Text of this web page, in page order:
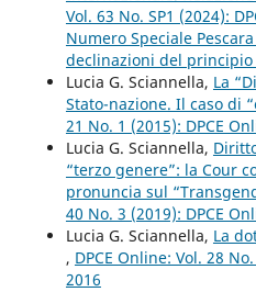
Vol. 63 No. SP1 (2024):
Numero Speciale
declinazioni del
Lucia G. Sciannella, La
Stato-nazione. Il caso di
21 No. 1 (2015): DPCE
Lucia G. Sciannella,
“terzo genere”: la Cour
pronuncia sul
40 No. 3 (2019): DPCE
Lucia G. Sciannella, La
, DPCE Online: Vol. 28
2016